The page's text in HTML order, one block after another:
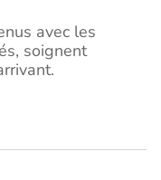
avec les
soignent